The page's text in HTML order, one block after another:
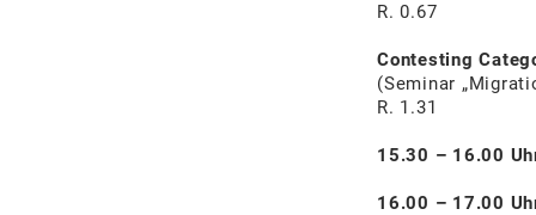
R. 0.67
Contesting
(Seminar
R. 1.31
15.30 – 16.00
16.00 – 17.00